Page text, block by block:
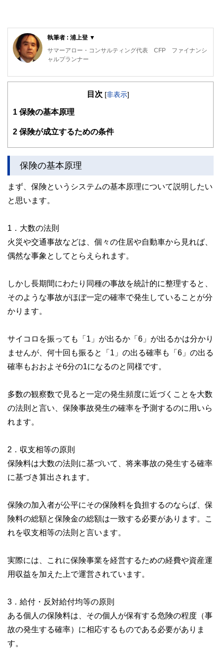
執筆者 : 浦上登 ▼
サマーアロー・コンサルティング代表 CFP ファイナンシ
ャルプランナー
東京の築地生まれ。魚市場や築地本願寺のある下町で育つ。
現在、サマーアロー・コンサルティングの代表。
ファイナンシャル・プランナーの上位資格であるCFP（日本
業協会認定）。
用・相続などの老後対策等、幅広い分野をカバーし、これか
ら人生の礎を築いていく若い人とともに、同年代の高齢者層
らの「働き方」と「お金」の正解」を出版し、好評販売中。
HPで無料FP相談を受け付け中。
早稲田大学卒業後、大手重工業メーカーに勤務、海外向けプ
ラント輸出ビジネスに携わる。今までに訪れた国は35か国を
サマーアロー・コンサルティングHPアドレス：https://brians
目次 [非表示]
1 保険の基本原理
2 保険が成立するための条件
保険の基本原理
まず、保険というシステムの基本原理について説明したい
と思います。
1．大数の法則
火災や交通事故などは、個々の住居や自動車から見れば、
偶然な事象としてとらえられます。
しかし長期間にわたり同種の事故を統計的に整理すると、
そのような事故がほぼ一定の確率で発生していることが分
かります。
サイコロを振っても「1」が出るか「6」が出るかは分かり
ませんが、何十回も振ると「1」の出る確率も「6」の出る
確率もおおよそ6分の1になるのと同様です。
多数の観察数で見ると一定の発生頻度に近づくことを大数
の法則と言い、保険事故発生の確率を予測するのに用いら
れます。
2．収支相等の原則
保険料は大数の法則に基づいて、将来事故の発生する確率
に基づき算出されます。
保険の加入者が公平にその保険料を負担するのならば、保
険料の総額と保険金の総額は一致する必要があります。こ
れを収支相等の法則と言います。
実際には、これに保険事業を経営するための経費や資産運
用収益を加えた上で運営されています。
3．給付・反対給付均等の原則
ある個人の保険料は、その個人が保有する危険の程度（事
故の発生する確率）に相応するものである必要がありま
す。